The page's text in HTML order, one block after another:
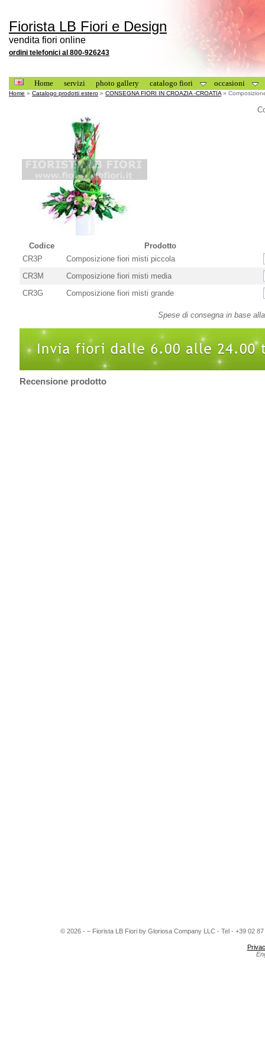
Fiorista LB Fiori e Design
vendita fiori online
ordini telefonici al 800-926243
Home servizi photo gallery catalogo fiori occasioni
Home » Catalogo prodotti estero » CONSEGNA FIORI IN CROAZIA -CROATIA »
Codice
Prodotto
CR3P
Composizione fiori misti piccola
CR3M
Composizione fiori misti media
CR3G
Composizione fiori misti grande
Spese di consegna in base
Recensione prodotto
© 2026 - – Fiorista LB Fiori by Gloriosa Company LLC - Tel - +39 02